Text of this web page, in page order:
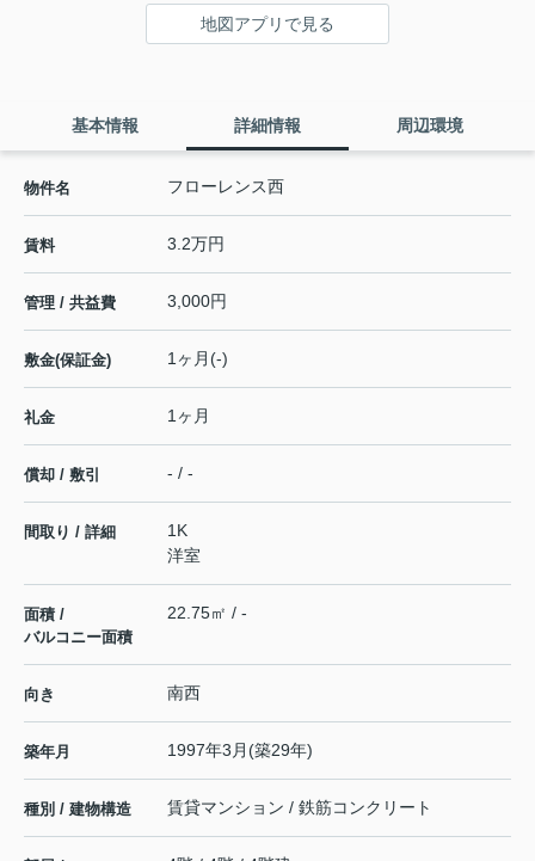
地図アプリで見る
基本情報 詳細情報 周辺環境
物件名 フローレンス西
賃料 3.2万円
管理 / 共益費 3,000円
敷金(保証金) 1ヶ月(-)
礼金 1ヶ月
償却 / 敷引 - / -
間取り / 詳細
1K
洋室
面積 /
バルコニー面積
22.75㎡ / -
向き 南西
築年月 1997年3月(築29年)
種別 / 建物構造 賃貸マンション / 鉄筋コンクリート